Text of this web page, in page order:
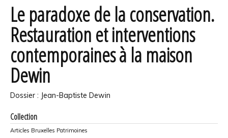
Le paradoxe de la conservation.
Restauration et interventions
contemporaines à la maison
Dewin
Dossier : Jean-Baptiste Dewin
Collection
Articles Bruxelles Patrimoines